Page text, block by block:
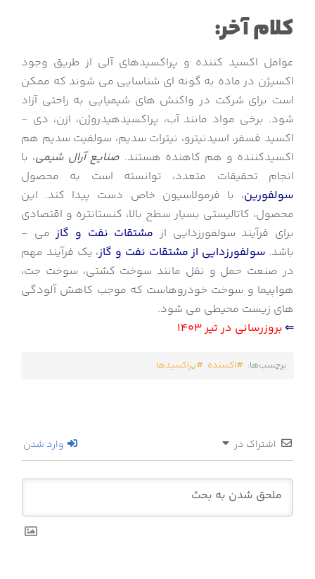
کلام آخر:
عوامل اکسید کننده و پراکسیدهای آلی از طریق وجود
اکسیژن در ماده به گونه ای شناسایی می شوند که ممکن
است برای شرکت در واکنش های شیمیایی به راحتی آزاد
شود. برخی مواد مانند آب، پراکسیدهیدروژن، ازن، دی ­
اکسید فسفر، اسیدنیترو، نیترات سدیم، سولفیت سدیم هم
اکسیدکننده و هم کاهنده هستند. صنایع آرال شیمی، با
انجام تحقیقات متعدد، توانسته است به محصول
سولفورین، با فرمولاسیون خاص دست پیدا کند. این
محصول، کاتالیستی بسیار سطح بالا، کنستانتره و اقتصادی
برای فرآیند سولفورزدایی از مشتقات نفت و گازمی ­
باشد. سولفورزدایی از مشتقات نفت و گاز، یک فرآیند مهم
در صنعت حمل و نقل مانند سوخت کشتی، سوخت جت،
هواپیما و سوخت خودروهاست که موجب کاهش آلودگی
های زیست محیطی می­ شود.
⇐بروزرسانی در تیر 1403
برچسب‌ها: اکسنده پراکسیدها
اشتراک در وارد شدن